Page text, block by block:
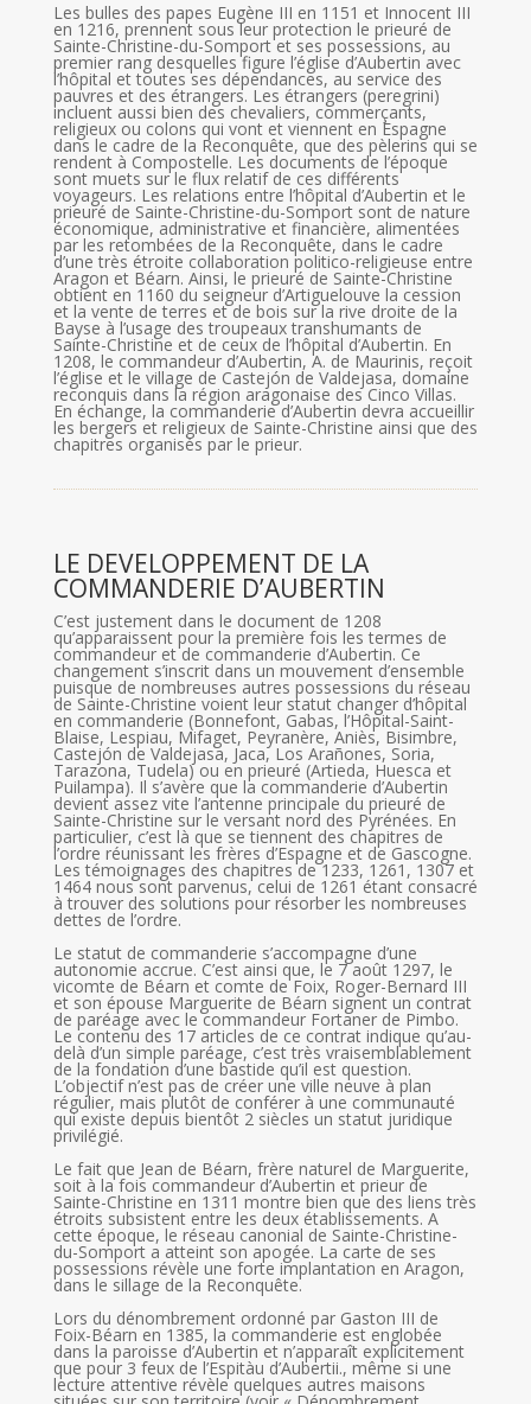
Les bulles des papes Eugène III en 1151 et Innocent III
en 1216, prennent sous leur protection le prieuré de
Sainte-Christine-du-Somport et ses possessions, au
premier rang desquelles figure l’église d’Aubertin avec
l’hôpital et toutes ses dépendances, au service des
pauvres et des étrangers. Les étrangers (peregrini)
incluent aussi bien des chevaliers, commerçants,
religieux ou colons qui vont et viennent en Espagne
dans le cadre de la Reconquête, que des pèlerins qui se
rendent à Compostelle. Les documents de l’époque
sont muets sur le flux relatif de ces différents
voyageurs. Les relations entre l’hôpital d’Aubertin et le
prieuré de Sainte-Christine-du-Somport sont de nature
économique, administrative et financière, alimentées
par les retombées de la Reconquête, dans le cadre
d’une très étroite collaboration politico-religieuse entre
Aragon et Béarn. Ainsi, le prieuré de Sainte-Christine
obtient en 1160 du seigneur d’Artiguelouve la cession
et la vente de terres et de bois sur la rive droite de la
Bayse à l’usage des troupeaux transhumants de
Sainte-Christine et de ceux de l’hôpital d’Aubertin. En
1208, le commandeur d’Aubertin, A. de Maurinis, reçoit
l’église et le village de Castejón de Valdejasa, domaine
reconquis dans la région aragonaise des Cinco Villas.
En échange, la commanderie d’Aubertin devra accueillir
les bergers et religieux de Sainte-Christine ainsi que des
chapitres organisés par le prieur.
LE DEVELOPPEMENT DE LA
COMMANDERIE D’AUBERTIN
C’est justement dans le document de 1208
qu’apparaissent pour la première fois les termes de
commandeur et de commanderie d’Aubertin. Ce
changement s’inscrit dans un mouvement d’ensemble
puisque de nombreuses autres possessions du réseau
de Sainte-Christine voient leur statut changer d’hôpital
en commanderie (Bonnefont, Gabas, l’Hôpital-Saint-
Blaise, Lespiau, Mifaget, Peyranère, Aniès, Bisimbre,
Castejón de Valdejasa, Jaca, Los Arañones, Soria,
Tarazona, Tudela) ou en prieuré (Artieda, Huesca et
Puilampa). Il s’avère que la commanderie d’Aubertin
devient assez vite l’antenne principale du prieuré de
Sainte-Christine sur le versant nord des Pyrénées. En
particulier, c’est là que se tiennent des chapitres de
l’ordre réunissant les frères d’Espagne et de Gascogne.
Les témoignages des chapitres de 1233, 1261, 1307 et
1464 nous sont parvenus, celui de 1261 étant consacré
à trouver des solutions pour résorber les nombreuses
dettes de l’ordre.
Le statut de commanderie s’accompagne d’une
autonomie accrue. C’est ainsi que, le 7 août 1297, le
vicomte de Béarn et comte de Foix, Roger-Bernard III
et son épouse Marguerite de Béarn signent un contrat
de paréage avec le commandeur Fortaner de Pimbo.
Le contenu des 17 articles de ce contrat indique qu’au-
delà d’un simple paréage, c’est très vraisemblablement
de la fondation d’une bastide qu’il est question.
L’objectif n’est pas de créer une ville neuve à plan
régulier, mais plutôt de conférer à une communauté
qui existe depuis bientôt 2 siècles un statut juridique
privilégié.
Le fait que Jean de Béarn, frère naturel de Marguerite,
soit à la fois commandeur d’Aubertin et prieur de
Sainte-Christine en 1311 montre bien que des liens très
étroits subsistent entre les deux établissements. A
cette époque, le réseau canonial de Sainte-Christine-
du-Somport a atteint son apogée. La carte de ses
possessions révèle une forte implantation en Aragon,
dans le sillage de la Reconquête.
Lors du dénombrement ordonné par Gaston III de
Foix-Béarn en 1385, la commanderie est englobée
dans la paroisse d’Aubertin et n’apparaît explicitement
que pour 3 feux de l’Espitàu d’Aubertii., même si une
lecture attentive révèle quelques autres maisons